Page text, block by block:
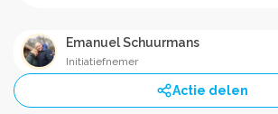
Emanuel Schuurmans
Initiatiefnemer
Actie delen